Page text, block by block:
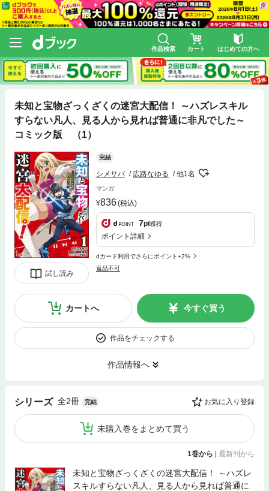
作品検索 カート はじめての方へ
未知と宝物ざっくざくの迷宮大配信！ ～ハズレスキル
すらない凡人、見る人から見れば普通に非凡でした～
コミック版 （1）
試し読み
完結
シメサバ 広路なゆる 他1名
マンガ
836(税込)
7pt獲得
ポイント詳細
dカード利用でさらにポイント+2%
返品不可
カートへ 今すぐ買う
作品をチェックする
作品情報へ
シリーズ 全2冊 完結 お気に入り登録
未購入巻をまとめて買う
1巻から | 最新刊から
未知と宝物ざっくざくの迷宮大配信！ ～ハズレ
スキルすらない凡人、見る人から見れば普通に